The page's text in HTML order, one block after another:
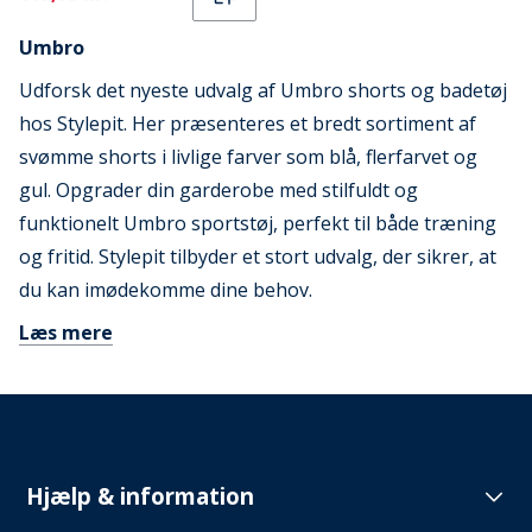
Umbro
Udforsk det nyeste udvalg af Umbro shorts og badetøj
hos Stylepit. Her præsenteres et bredt sortiment af
svømme shorts i livlige farver som blå, flerfarvet og
gul. Opgrader din garderobe med stilfuldt og
funktionelt Umbro sportstøj, perfekt til både træning
og fritid. Stylepit tilbyder et stort udvalg, der sikrer, at
du kan imødekomme dine behov.
Læs mere
Hjælp & information